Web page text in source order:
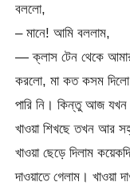
বললো,
– মানে! আমি বললাম,
— ক্লাস টেন থেকে আমার
করলো, মা কত কসম
পারি নি। কিন্তু আজ যখন
খাওয়া শিখছে তখন আর
খাওয়া ছেড়ে দিলাম
দাওয়াতে গেলাম। খাওয়া